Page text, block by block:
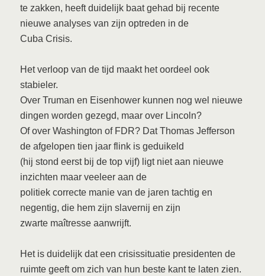
te zakken, heeft duidelijk baat gehad bij recente
nieuwe analyses van zijn optreden in de
Cuba Crisis.
Het verloop van de tijd maakt het oordeel ook
stabieler.
Over Truman en Eisenhower kunnen nog wel nieuwe
dingen worden gezegd, maar over Lincoln?
Of over Washington of FDR? Dat Thomas Jefferson
de afgelopen tien jaar flink is geduikeld
(hij stond eerst bij de top vijf) ligt niet aan nieuwe
inzichten maar veeleer aan de
politiek correcte manie van de jaren tachtig en
negentig, die hem zijn slavernij en zijn
zwarte maîtresse aanwrijft.
Het is duidelijk dat een crisissituatie presidenten de
ruimte geeft om zich van hun beste kant te laten zien.